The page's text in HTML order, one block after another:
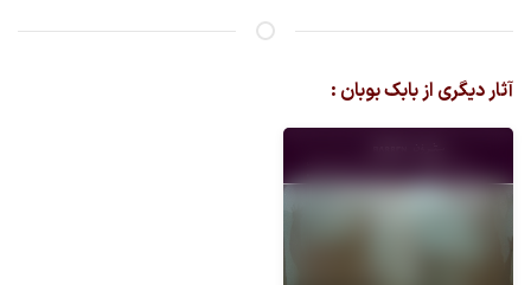
آثار دیگری از بابک بوبان :